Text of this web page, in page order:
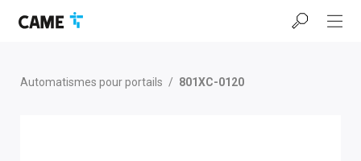
page
Automatismes pour portails / 801XC-0120